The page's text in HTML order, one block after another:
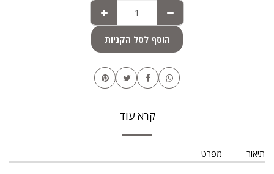
הוסף לסל הקניות
קרא עוד
תיאור מפרט